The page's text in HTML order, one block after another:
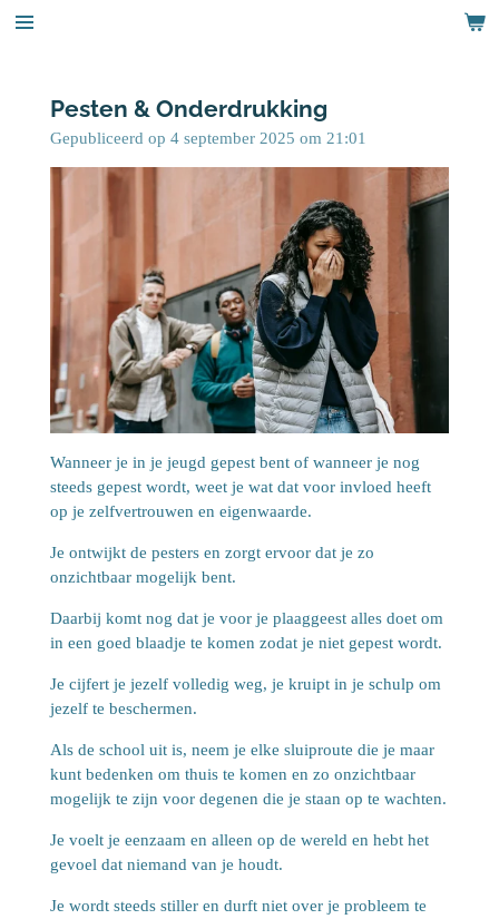
Ga
hoofdinhoud
Pesten & Onderdrukking
Gepubliceerd op 4 september 2025 om 21:01
Wanneer je in je jeugd gepest bent of wanneer je nog
steeds gepest wordt, weet je wat dat voor invloed heeft
op je zelfvertrouwen en eigenwaarde.
Je ontwijkt de pesters en zorgt ervoor dat je zo
onzichtbaar mogelijk bent.
Daarbij komt nog dat je voor je plaaggeest alles doet om
in een goed blaadje te komen zodat je niet gepest wordt.
Je cijfert je jezelf volledig weg, je kruipt in je schulp om
jezelf te beschermen.
Als de school uit is, neem je elke sluiproute die je maar
kunt bedenken om thuis te komen en zo onzichtbaar
mogelijk te zijn voor degenen die je staan op te wachten.
Je voelt je eenzaam en alleen op de wereld en hebt het
gevoel dat niemand van je houdt.
Je wordt steeds stiller en durft niet over je probleem te